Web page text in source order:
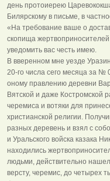
день протоиерею
Билярскому в письме, в
«На требование ваше о
скопища жертвоприносителей
уведомить вас честь имею.
В вверенном мне уезде
20-го числа сего месяца за №
оному правлению деревни
Вятской и даже Костромской
черемиса и вотяки для
христианской религии.
разных деревень и взял с
и Уральского войска казака
находились
людьми, действительно
версту, черемис, до четырех